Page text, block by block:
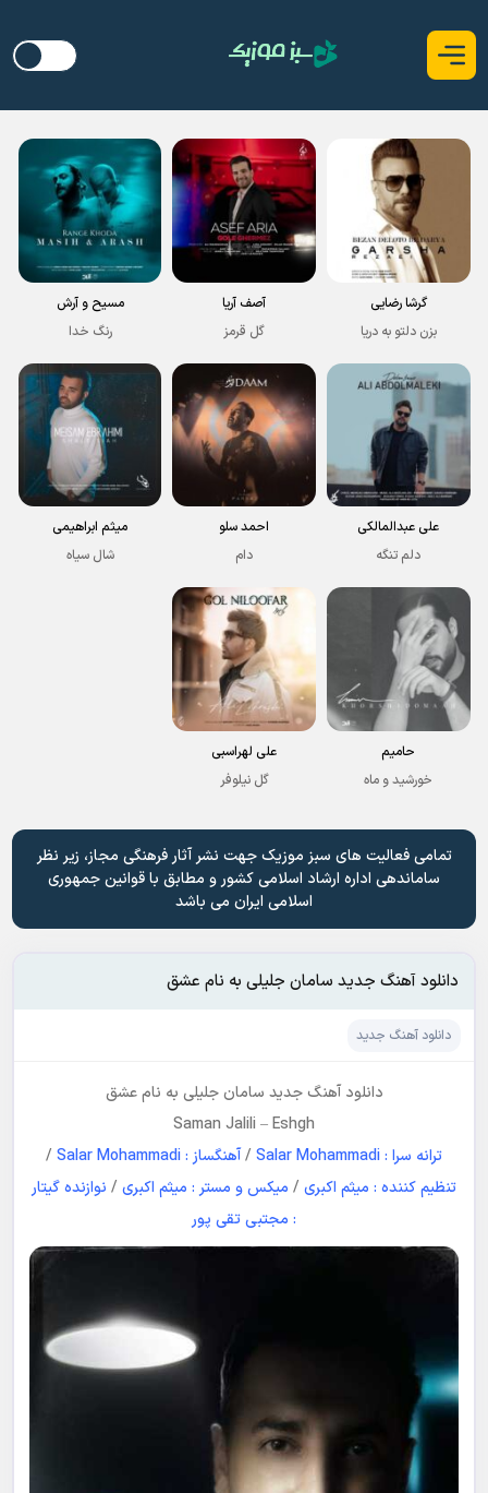
گرشا رضایی
بزن دلتو به دریا
آصف آریا
گل قرمز
مسیح و آرش
رنگ خدا
علی عبدالمالکی
دلم تنگه
احمد سلو
دام
میثم ابراهیمی
شال سیاه
حامیم
خورشید و ماه
علی لهراسبی
گل نیلوفر
تمامی فعالیت های سبز موزیک جهت نشر آثار فرهنگی مجاز، زیر نظر
ساماندهی اداره ارشاد اسلامی کشور و مطابق با قوانین جمهوری
اسلامی ایران می باشد
دانلود آهنگ جدید سامان جلیلی به نام عشق
دانلود آهنگ جدید
دانلود آهنگ جدید سامان جلیلی به نامعشق
Saman Jalili –Eshgh
ترانه سرا : Salar Mohammadi
/آهنگساز : Salar Mohammadi
/
تنظیم کننده : میثم اکبری / میکس و مستر : میثم اکبری / نوازنده گیتار
: مجتبی تقی پور